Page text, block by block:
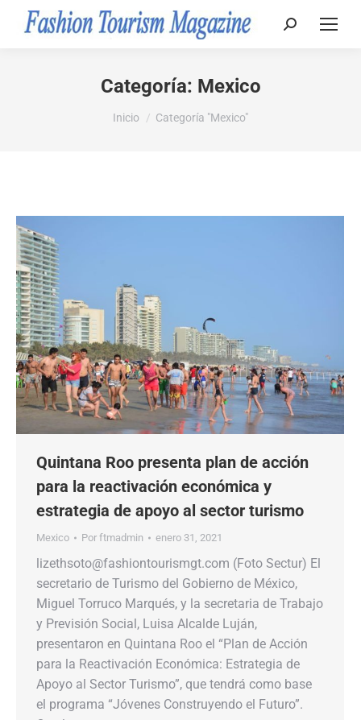
Buscar:
Categoría: Mexico
Estás aquí:
Inicio Categoría "Mexico"
Quintana Roo presenta plan de acción
para la reactivación económica y
estrategia de apoyo al sector turismo
Mexico Por ftmadmin enero 31, 2021
lizethsoto@fashiontourismgt.com (Foto Sectur) El
secretario de Turismo del Gobierno de México,
Miguel Torruco Marqués, y la secretaria de Trabajo
y Previsión Social, Luisa Alcalde Luján,
presentaron en Quintana Roo el “Plan de Acción
para la Reactivación Económica: Estrategia de
Apoyo al Sector Turismo”, que tendrá como base
el programa “Jóvenes Construyendo el Futuro”.